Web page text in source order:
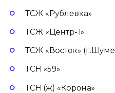
ТСЖ «Рублевка»
ТСЖ «Центр-1»
ТСЖ «Восток»
ТСН «59»
ТСН (ж) «Корона»